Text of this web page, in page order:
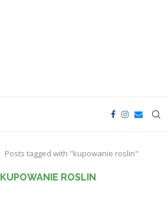
Posts tagged with "kupowanie roslin"
KUPOWANIE ROSLIN